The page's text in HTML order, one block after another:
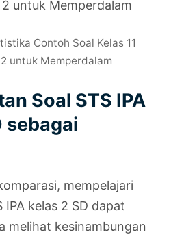
Contoh Soal Kelas 11
untuk Memperdalam
Soal STS IPA
sebagai
mempelajari
kelas 2 SD dapat
melihat kesinambungan